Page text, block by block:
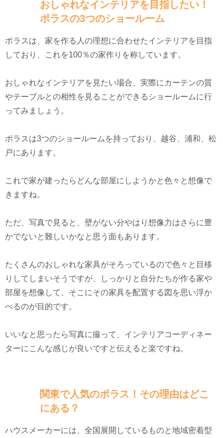
おしゃれなインテリアを目指したい！
ポラスの3つのショールーム
ポラスは、家を作る人の理想に合わせたインテリアを目指
しており、これを100％の家作りを称しています。
おしゃれなインテリアを見たい場合、実際にカーテンの質
やテーブルとの相性を見ることができるショールームに行
ってみましょう。
ポラスは3つのショールームを持っており、越谷、浦和、松
戸にあります。
これで家が建ったらどんな部屋にしようかと色々と想像で
きますね。
ただ、写真で見ると、壁がない分やはり想像力はさらに豊
かでないと難しいかなと思う面もあります。
たくさんのおしゃれな家具がそろっているので色々と目移
りしてしまいそうですが、しっかりと自分たちが作る家や
部屋を想像して、そこにその家具を配置する図を思い浮か
べるのが目的です。
いいなと思ったら写真に撮って、インテリアコーディネー
ターにこんな感じが良いですと伝えると楽ですね。
関東で人気のポラス！その理由はどこ
にある？
ハウスメーカーには、全国展開しているものと地域密着型